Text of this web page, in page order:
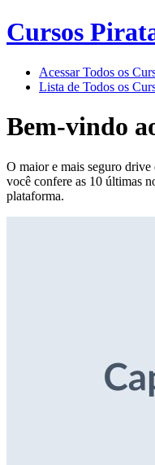
Cursos
Acessar Todos os
Lista de Todos os
Bem-vindo
O maior e mais seguro
você confere as 10 últimas
plataforma.